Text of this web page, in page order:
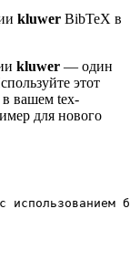
kluwer BibTeX в
kluwer — один
этот
в вашем tex-
для нового